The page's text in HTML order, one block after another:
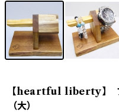
【heartful liberty】 ブ
（大）